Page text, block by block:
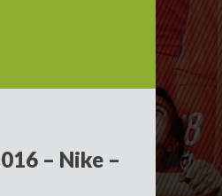
– Nike –